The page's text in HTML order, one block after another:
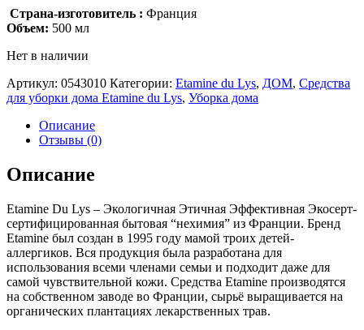
Страна-изготовитель : Франция
Объем: 500 мл
Нет в наличии
Артикул: 0543010 Категории: Etamine du Lys, ДОМ, Средства
для уборки дома Etamine du Lys, Уборка дома
Описание
Отзывы (0)
Описание
Etamine Du Lys – Экологичная Этичная Эффективная Экосерт-
сертифицированная бытовая “нехимия” из Франции. Бренд
Etamine был создан в 1995 году мамой троих детей-
аллергиков. Вся продукция была разработана для
использования всеми членами семьи и подходит даже для
самой чувствительной кожи. Средства Etamine производятся
на собственном заводе во Франции, сырьё выращивается на
органических плантациях лекарственных трав.